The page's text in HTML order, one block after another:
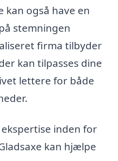
kan også have en
stemningen
firma tilbyder
kan tilpasses dine
lettere for både
inden for
kan hjælpe